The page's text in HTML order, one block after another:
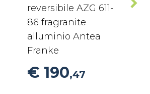
reversibile AZG 611-
86 fragranite
alluminio Antea
Franke
€ 190,47